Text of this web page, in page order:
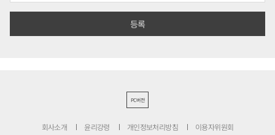
PC버전
회사소개 윤리강령 개인정보처리방침 이용자위원회